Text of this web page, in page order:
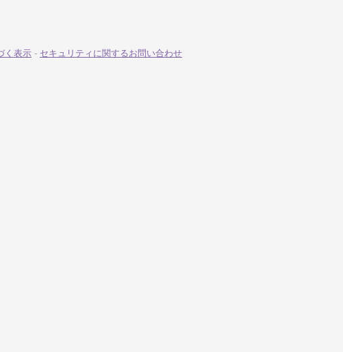
く表示 - セキュリティに関するお問い合わせ